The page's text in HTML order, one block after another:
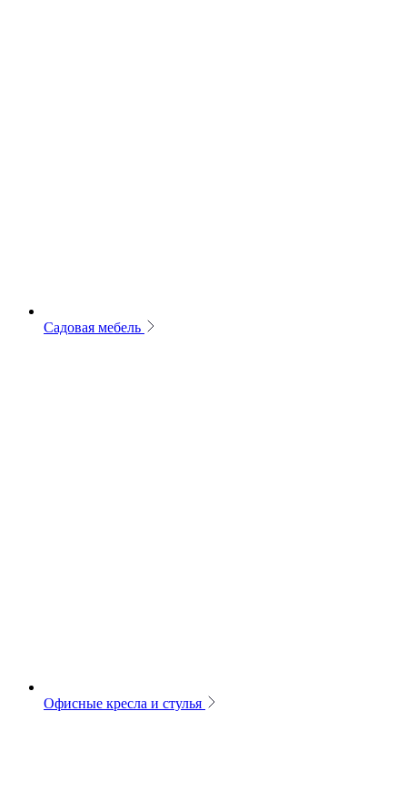
Садовая мебель
Офисные кресла и стулья